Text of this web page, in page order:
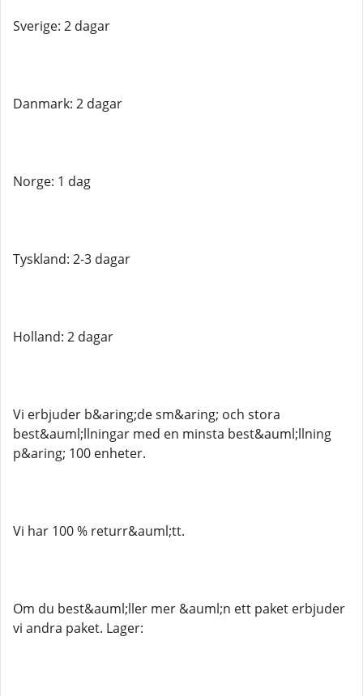
Sverige: 2 dagar
Danmark: 2 dagar
Norge: 1 dag
Tyskland: 2-3 dagar
Holland: 2 dagar
Vi erbjuder b&aring;de sm&aring; och stora
best&auml;llningar med en minsta best&auml;llning
p&aring; 100 enheter.
Vi har 100 % returr&auml;tt.
Om du best&auml;ller mer &auml;n ett paket erbjuder
vi andra paket. Lager: